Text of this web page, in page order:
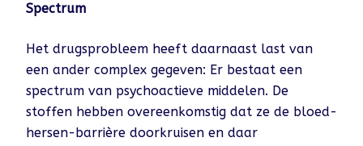
Spectrum
Het drugsprobleem heeft daarnaast last van
een ander complex gegeven: Er bestaat een
spectrum van psychoactieve middelen. De
stoffen hebben overeenkomstig dat ze de bloed-
hersen-barrière doorkruisen en daar